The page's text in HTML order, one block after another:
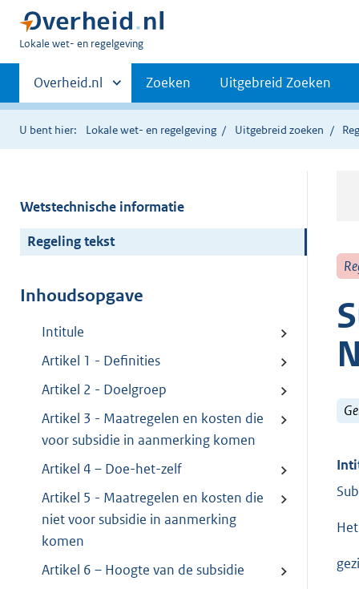
U
hier:
Lokale wet- en regelgeving
Primaire
navigatie
Andere
sites
binnen
Overheid.nl Zoeken Uitgebreid Zoeken
U bent hier: Lokale wet- en regelgeving Uitgebreid zoeken
Wetstechnische informatie
Regeling tekst
Inhoudsopgave
Intitule
Artikel 1 - Definities
Artikel 2 - Doelgroep
Artikel 3 - Maatregelen en kosten die
voor subsidie in aanmerking komen
Artikel 4 – Doe-het-zelf
Artikel 5 - Maatregelen en kosten die
niet voor subsidie in aanmerking
komen
Artikel 6 – Hoogte van de subsidie